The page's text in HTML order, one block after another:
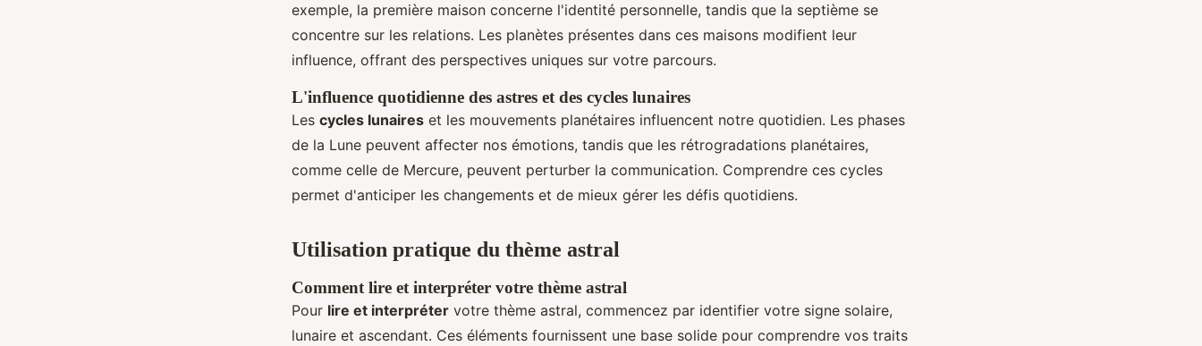
exemple, la première maison concerne l'identité personnelle, tandis que la septième se
concentre sur les relations. Les planètes présentes dans ces maisons modifient leur
influence, offrant des perspectives uniques sur votre parcours.
L'influence quotidienne des astres et des cycles lunaires
Les cycles lunaires et les mouvements planétaires influencent notre quotidien. Les phases
de la Lune peuvent affecter nos émotions, tandis que les rétrogradations planétaires,
comme celle de Mercure, peuvent perturber la communication. Comprendre ces cycles
permet d'anticiper les changements et de mieux gérer les défis quotidiens.
Utilisation pratique du thème astral
Comment lire et interpréter votre thème astral
Pour lire et interpréter votre thème astral, commencez par identifier votre signe solaire,
lunaire et ascendant. Ces éléments fournissent une base solide pour comprendre vos traits